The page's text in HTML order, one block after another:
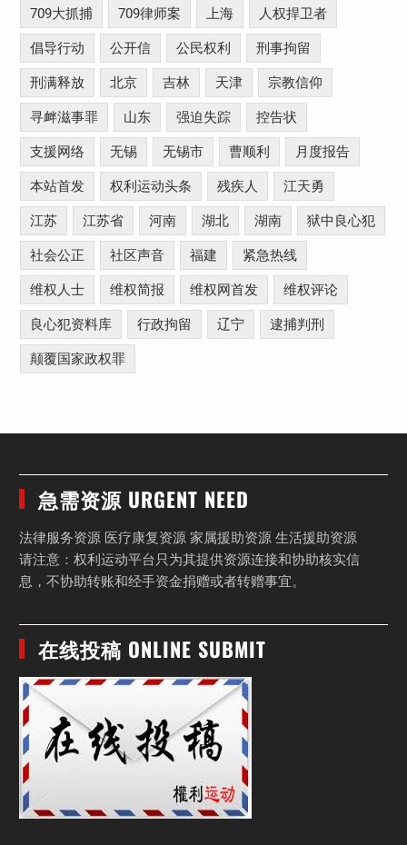
709大抓捕 709律师案 上海 人权捍卫者
倡导行动 公开信 公民权利 刑事拘留
刑满释放 北京 吉林 天津 宗教信仰
寻衅滋事罪 山东 强迫失踪 控告状
支援网络 无锡 无锡市 曹顺利 月度报告
本站首发 权利运动头条 残疾人 江天勇
江苏 江苏省 河南 湖北 湖南 狱中良心犯
社会公正 社区声音 福建 紧急热线
维权人士 维权简报 维权网首发 维权评论
良心犯资料库 行政拘留 辽宁 逮捕判刑
颠覆国家政权罪
急需资源 URGENT NEED
法律服务资源 医疗康复资源 家属援助资源 生活援助资源
请注意：权利运动平台只为其提供资源连接和协助核实信
息，不协助转账和经手资金捐赠或者转赠事宜。
在线投稿 ONLINE SUBMIT